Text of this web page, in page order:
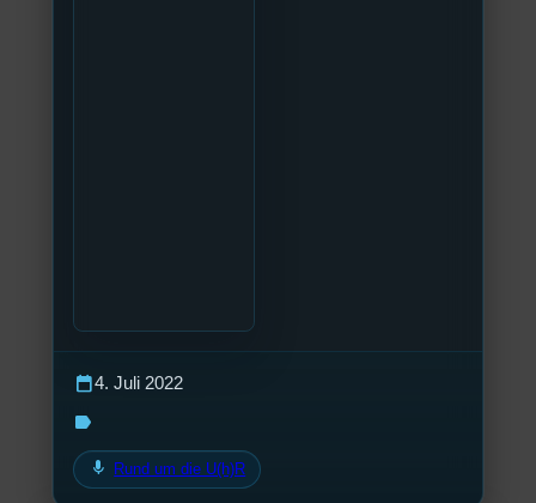
calendar_today4. Juli 2022
label
mic Rund um die U(h)R